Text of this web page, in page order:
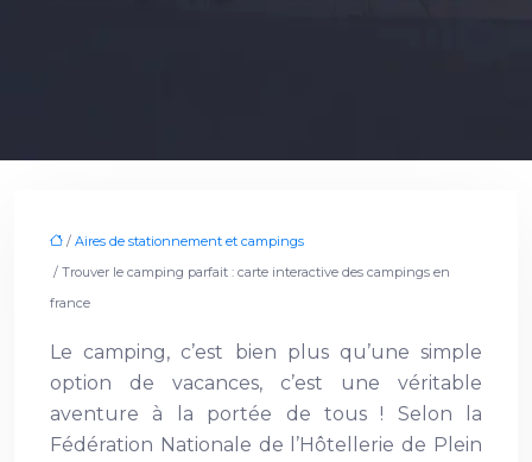
/ Aires de stationnement et campings
/ Trouver le camping parfait : carte interactive des campings en
france
Le camping, c’est bien plus qu’une simple
option de vacances, c’est une véritable
aventure à la portée de tous ! Selon la
Fédération Nationale de l’Hôtellerie de Plein